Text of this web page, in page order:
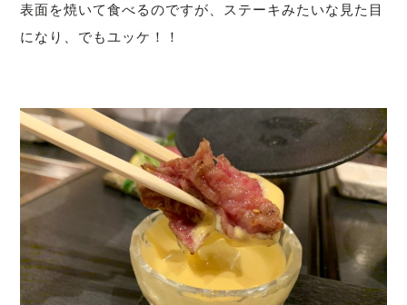
表面を焼いて食べるのですが、ステーキみたいな見た目
になり、でもユッケ！！